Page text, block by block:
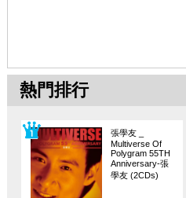
熱門排行
張學友 _
Multiverse Of
Polygram 55TH
Anniversary-張
學友 (2CDs)